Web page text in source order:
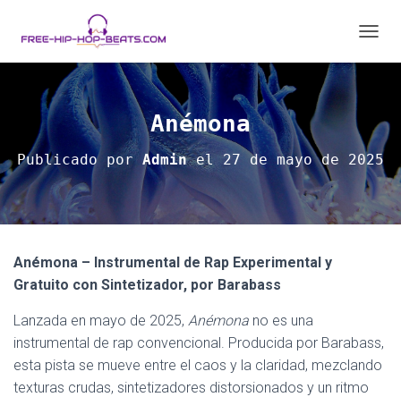
A
A
R
M
O
D
O
A
C
Anémona
Publicado por Adminel 27 de mayo de 2025
Anémona – Instrumental de Rap Experimental y
Gratuito con Sintetizador, por Barabass
Lanzada en mayo de 2025, Anémona no es una
instrumental de rap convencional. Producida por Barabass,
esta pista se mueve entre el caos y la claridad, mezclando
texturas crudas, sintetizadores distorsionados y un ritmo